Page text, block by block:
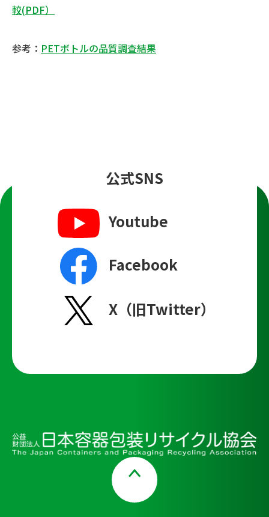
較(PDF）
参考： PETボトルの品質調査結果
公式SNS
Youtube
Facebook
X（旧Twitter）